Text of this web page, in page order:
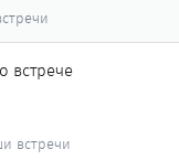
встрече
встречи